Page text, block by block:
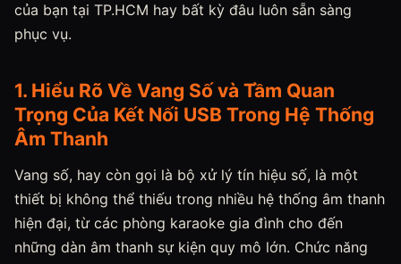
của bạn tại TP.HCM hay bất kỳ đâu luôn sẵn sàng
phục vụ.
1. Hiểu Rõ Về Vang Số và Tầm Quan
Trọng Của Kết Nối USB Trong Hệ Thống
Âm Thanh
Vang số, hay còn gọi là bộ xử lý tín hiệu số, là một
thiết bị không thể thiếu trong nhiều hệ thống âm thanh
hiện đại, từ các phòng karaoke gia đình cho đến
những dàn âm thanh sự kiện quy mô lớn. Chức năng